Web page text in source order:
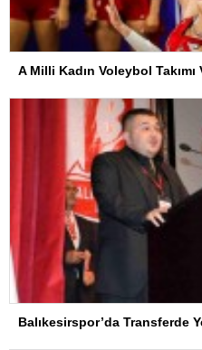
A Milli Kadın Voleybol Takımı
Balıkesirspor’da Transferde